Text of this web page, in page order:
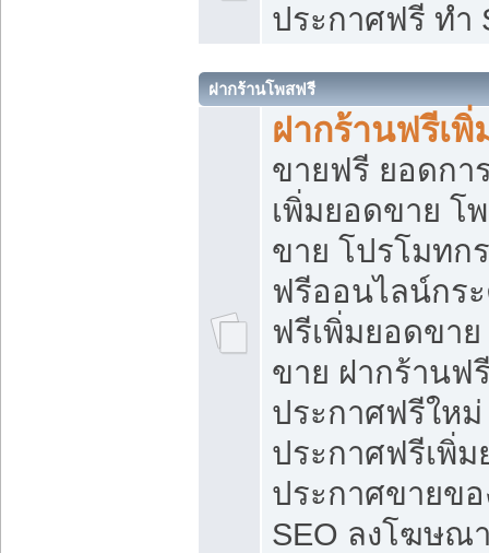
ประกาศฟรี ทำ
ฝากร้านโพสฟรี
ฝากร้านฟรีเ
ขายฟรี ยอดกา
เพิ่มยอดขาย โ
ขาย โปรโมทก
ฟรีออนไลน์กร
ฟรีเพิ่มยอดขา
ขาย ฝากร้านฟ
ประกาศฟรีใหม่
ประกาศฟรีเพิ่
ประกาศขายข
SEO ลงโฆษณ